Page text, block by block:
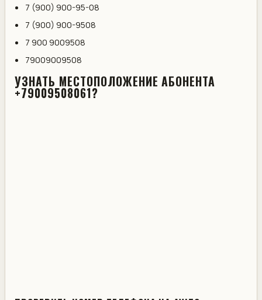
7 (900) 900-95-08
7 (900) 900-9508
7 900 9009508
79009009508
УЗНАТЬ МЕСТОПОЛОЖЕНИЕ АБОНЕНТА
+79009508061?